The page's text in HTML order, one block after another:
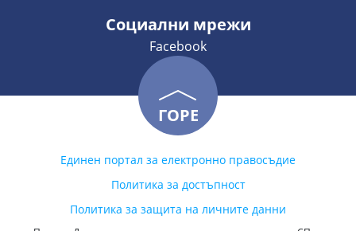
Социални мрежи
Facebook
ГОРЕ
Единен портал за електронно правосъдие
Политика за достъпност
Политика за защита на личните данни